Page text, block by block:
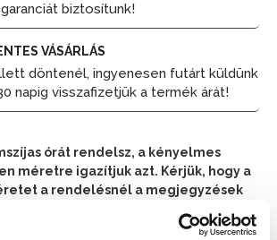
garanciát biztosítunk!
VÁSÁRLÁS
döntenél, ingyenesen futárt küldünk
napig visszafizetjük a termék árát!
órát rendelsz, a kényelmes
méretre igazítjuk azt. Kérjük, hogy a
a rendelésnél a megjegyzések